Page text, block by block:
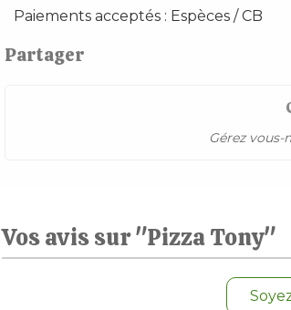
Paiements acceptés : Espèces / CB
Partager
Gérez
Vos avis sur "Pizza Tony"